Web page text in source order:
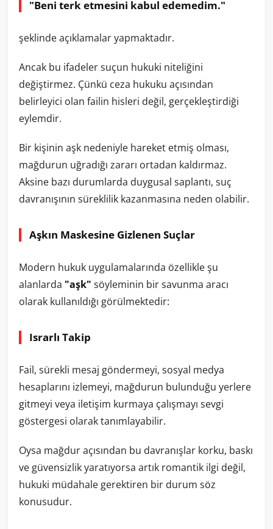
"Beni terk etmesini kabul edemedim."
şeklinde açıklamalar yapmaktadır.
Ancak bu ifadeler suçun hukuki niteliğini
değiştirmez. Çünkü ceza hukuku açısından
belirleyici olan failin hisleri değil, gerçekleştirdiği
eylemdir.
Bir kişinin aşk nedeniyle hareket etmiş olması,
mağdurun uğradığı zararı ortadan kaldırmaz.
Aksine bazı durumlarda duygusal saplantı, suç
davranışının süreklilik kazanmasına neden olabilir.
Aşkın Maskesine Gizlenen Suçlar
Modern hukuk uygulamalarında özellikle şu
alanlarda "aşk" söyleminin bir savunma aracı
olarak kullanıldığı görülmektedir:
Israrlı Takip
Fail, sürekli mesaj göndermeyi, sosyal medya
hesaplarını izlemeyi, mağdurun bulunduğu yerlere
gitmeyi veya iletişim kurmaya çalışmayı sevgi
göstergesi olarak tanımlayabilir.
Oysa mağdur açısından bu davranışlar korku, baskı
ve güvensizlik yaratıyorsa artık romantik ilgi değil,
hukuki müdahale gerektiren bir durum söz
konusudur.